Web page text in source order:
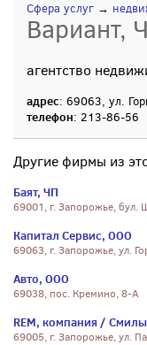
Сфера услуг →
Вариант,
агентство
адрес: 69063, ул.
телефон: 213-86-56
Другие фирмы из
Баят, ЧП
69001, г. Запорожье, бул.
Капитал Сервис, ООО
69063, г. Запорожье, ул.
Авто, ООО
69038, пос. Кремино, 8-А
REM, компания /
69005, г. Запорожье, ул.